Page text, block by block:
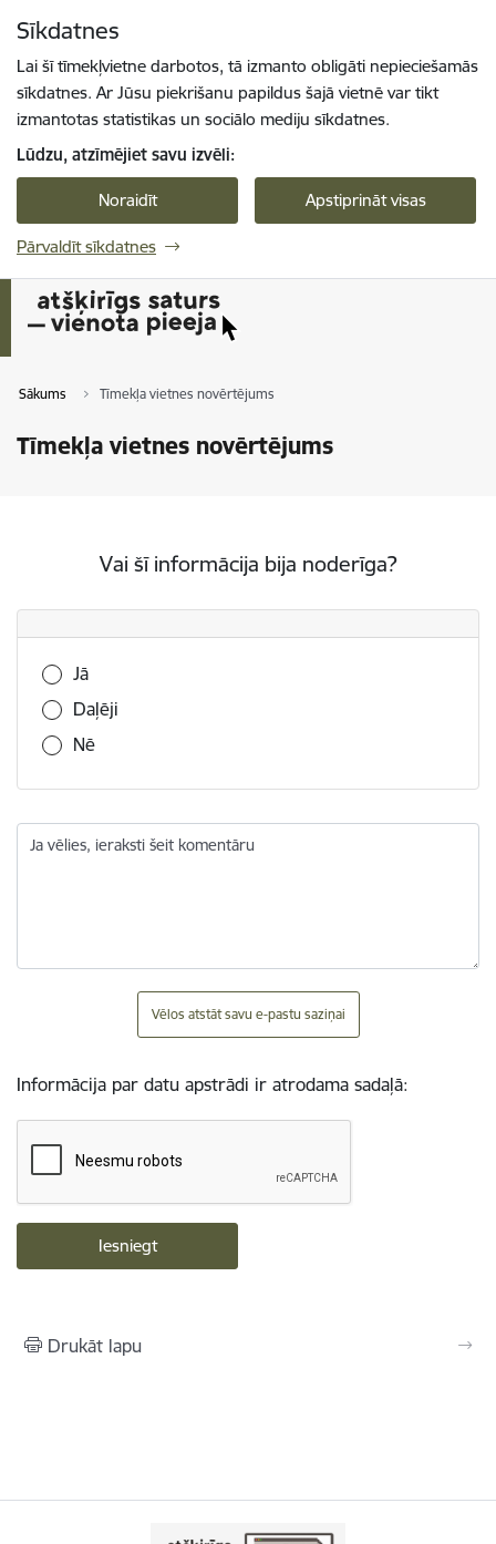
Sīkdatnes
Lai šī tīmekļvietne darbotos, tā izmanto obligāti nepieciešamās
sīkdatnes. Ar Jūsu piekrišanu papildus šajā vietnē var tikt
izmantotas statistikas un sociālo mediju sīkdatnes.
Lūdzu, atzīmējiet savu izvēli:
Noraidīt Apstiprināt visas
Pārvaldīt sīkdatnes
Sākums Tīmekļa vietnes novērtējums
Tīmekļa vietnes novērtējums
Vai šī informācija bija noderīga?
Vai šī informācija bija noderīga?
Jā
Daļēji
Nē
Ja vēlies, ieraksti šeit komentāru
Vēlos atstāt savu e-pastu saziņai
Informācija par datu apstrādi ir atrodama sadaļā:
Drukāt lapu